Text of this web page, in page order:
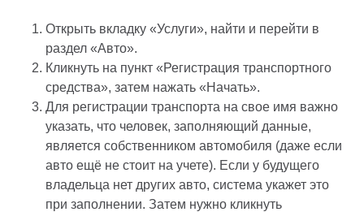
Открыть вкладку «Услуги», найти и перейти в
раздел «Авто».
Кликнуть на пункт «Регистрация транспортного
средства», затем нажать «Начать».
Для регистрации транспорта на свое имя важно
указать, что человек, заполняющий данные,
является собственником автомобиля (даже если
авто ещё не стоит на учете). Если у будущего
владельца нет других авто, система укажет это
при заполнении. Затем нужно кликнуть